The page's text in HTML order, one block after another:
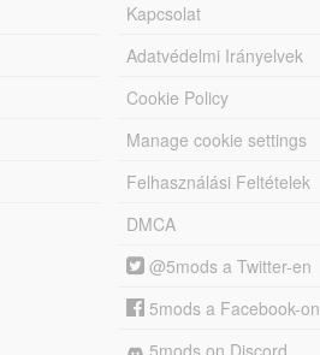
Kapcsolat
Adatvédelmi Irányelvek
Cookie Policy
Manage cookie settings
Felhasználási Feltételek
DMCA
@5mods a Twitter-en
5mods a Facebook-on
5mods on Discord